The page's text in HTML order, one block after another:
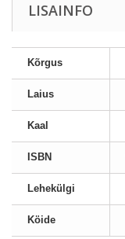
LISAINFO
Kõrgus
Laius
Kaal
ISBN
Lehekülgi
Köide